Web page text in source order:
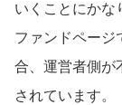
いくことにかな
ファンドページ
合、運営者側が
されています。